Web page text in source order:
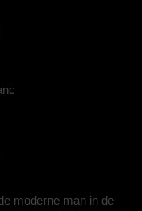
moderne man in de